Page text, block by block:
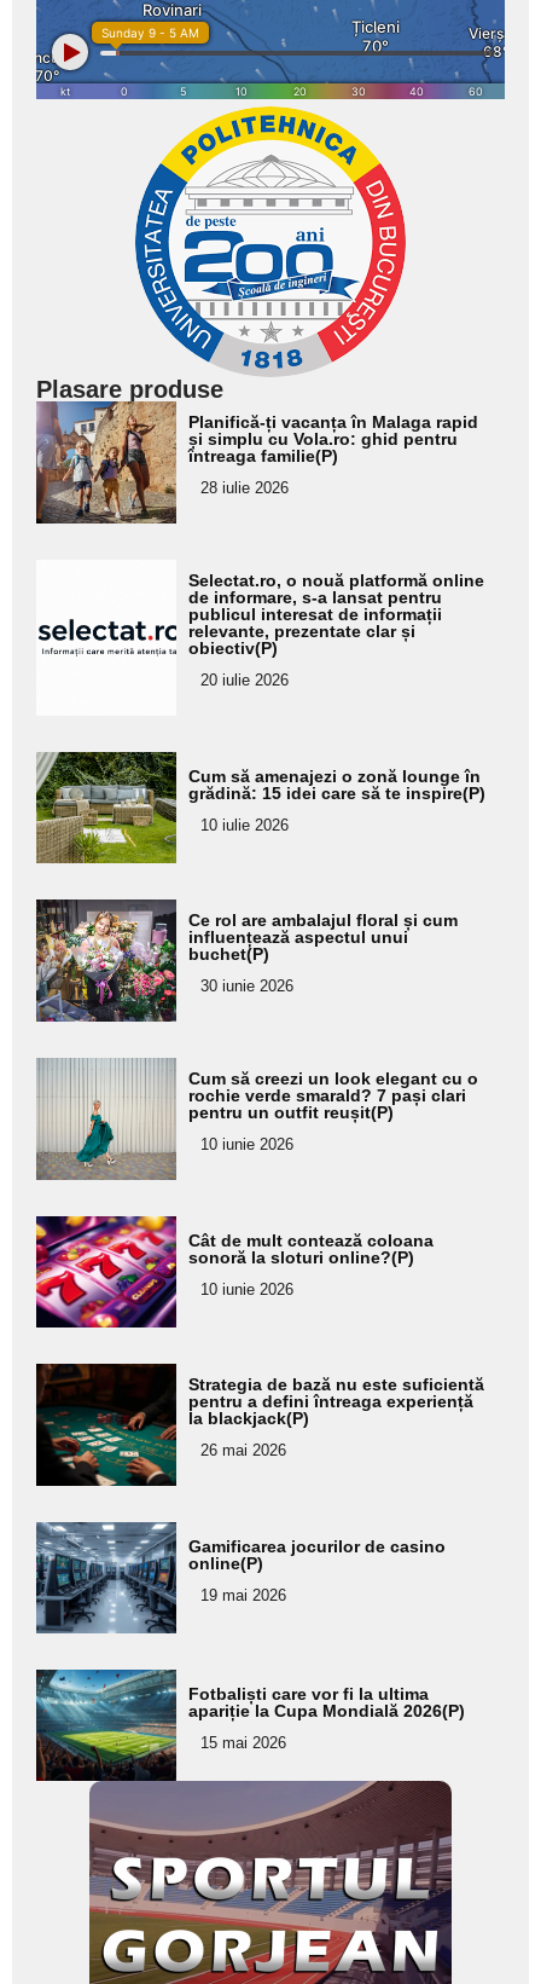
Plasare produse
Adaugă
aici textul
pentru
subtitlu
Planifică-ți vacanța în Malaga rapid
și simplu cu Vola.ro: ghid pentru
întreaga familie(P)
28 iulie 2026
pentru
subtitlu
Selectat.ro, o nouă platformă online
de informare, s-a lansat pentru
publicul interesat de informații
relevante, prezentate clar și
obiectiv(P)
20 iulie 2026
Adaugă
aici textul
pentru
subtitlu
Cum să amenajezi o zonă lounge în
grădină: 15 idei care să te inspire(P)
10 iulie 2026
Adaugă
aici textul
pentru
subtitlu
Ce rol are ambalajul floral și cum
influențează aspectul unui
buchet(P)
30 iunie 2026
Adaugă
aici textul
pentru
subtitlu
Cum să creezi un look elegant cu o
rochie verde smarald? 7 pași clari
pentru un outfit reușit(P)
10 iunie 2026
Adaugă
aici textul
pentru
subtitlu
Cât de mult contează coloana
sonoră la sloturi online?(P)
10 iunie 2026
Adaugă
aici textul
pentru
subtitlu
Strategia de bază nu este suficientă
pentru a defini întreaga experiență
la blackjack(P)
26 mai 2026
Adaugă
aici textul
pentru
subtitlu
Gamificarea jocurilor de casino
online(P)
19 mai 2026
Adaugă
aici textul
pentru
subtitlu
Fotbaliști care vor fi la ultima
apariție la Cupa Mondială 2026(P)
15 mai 2026